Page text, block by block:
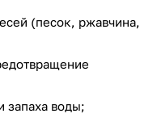
(песок, ржавчина,
запаха воды;